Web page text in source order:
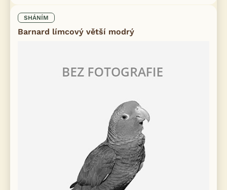
SHÁNÍM
Barnard límcový větší modrý